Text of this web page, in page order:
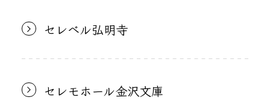
セレベル弘明寺
セレモホール金沢文庫